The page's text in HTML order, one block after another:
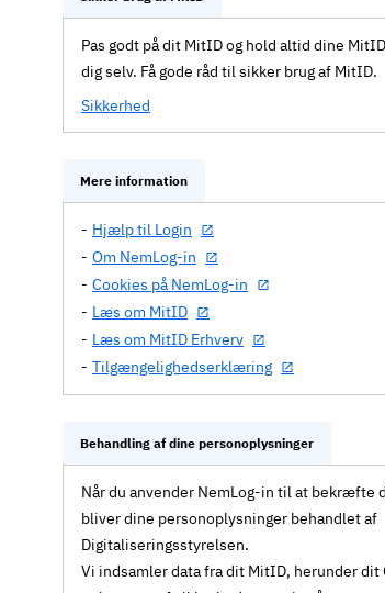
Pas godt på dit MitID og hold altid dine
dig selv. Få gode råd til sikker brug af MitID.
Sikkerhed
Mere information
Hjælp til Login
Om NemLog-in
Cookies på NemLog-in
Læs om MitID
Læs om MitID Erhverv
Tilgængelighedserklæring
Behandling af dine personoplysninger
Når du anvender NemLog-in til at bekræfte
bliver dine personoplysninger behandlet af
Digitaliseringsstyrelsen.
Vi indsamler data fra dit MitID, herunder dit